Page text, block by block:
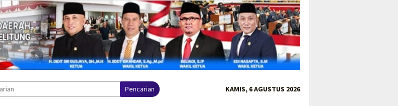
Pencarian KAMIS, 6 AGUSTUS 2026